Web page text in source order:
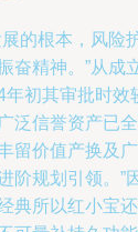
的根本，风
奋精神。”从
年初其审批时
泛信誉资产已
留价值产换及
阶规划引领。
典所以红小宝